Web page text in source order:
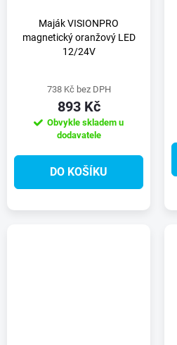
Maják VISIONPRO
magnetický oranžový LED
12/24V
738 Kč bez DPH
893 Kč
Obvykle skladem u
dodavatele
DO KOŠÍKU